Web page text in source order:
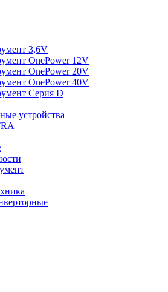
3,6V
OnePower 12V
OnePower 20V
OnePower 40V
Серия D
устройства